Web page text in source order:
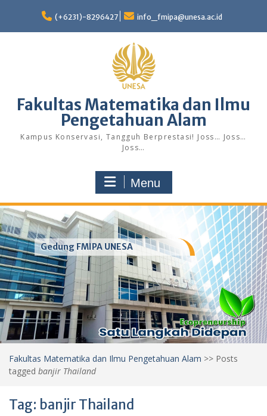
content
(+6231)-8296427 info_fmipa@unesa.ac.id
Fakultas Matematika dan Ilmu
Pengetahuan Alam
Kampus Konservasi, Tangguh Berprestasi! Joss… Joss…
Joss…
Menu
Gedung FMIPA UNESA
Fakultas Matematika dan Ilmu Pengetahuan Alam >> Posts
tagged banjir Thailand
Tag: banjir Thailand